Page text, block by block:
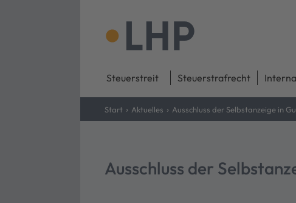
Steuerstreit Steuerstrafrecht
Start › Aktuelles › Ausschluss der Selbstanzeige in
Ausschluss der